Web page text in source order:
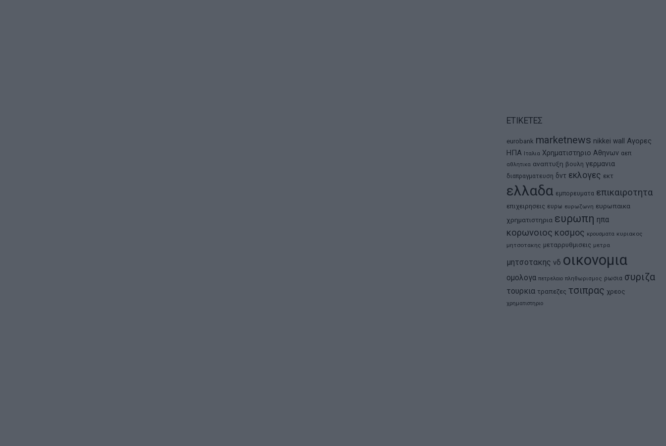
ΕΤΙΚΕΤΕΣ
eurobank marketnews nikkei wall
Αγορες
ΗΠΑ Ιταλια Χρηματιστηριο Αθηνων αεπ
αθλητικα αναπτυξη βουλη γερμανια
διαπραγματευση δντ εκλογες εκτ
ελλαδα εμπορευματα επικαιροτητα
επιχειρησεις ευρω ευρωζωνη ευρωπαικα
χρηματιστηρια ευρωπη ηπα
κορωνοιος κοσμος κρουσματα κυριακος
μητσοτακης μεταρρυθμισεις μετρα
μητσοτακης νδ οικονομια
ομολογα πετρελαιο πληθωρισμος ρωσια συριζα
τουρκια τραπεζες τσιπρας χρεος
χρηματιστηριο